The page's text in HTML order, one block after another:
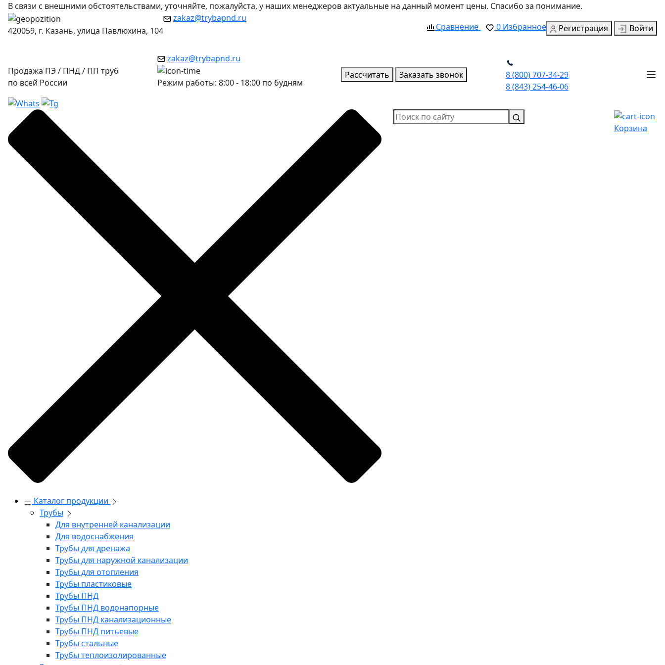
В связи с внешними обстоятельствами, уточняйте, пожалуйста, у наших менеджеров актуальные на данный момент цены. Спасибо за понимание.
420059, г. Казань, улица Павлюхина, 104
zakaz@trybapnd.ru
Сравнение
0 Избранное Регистрация Войти
Продажа ПЭ / ПНД / ПП труб
по всей России
zakaz@trybapnd.ru
Режим работы: 8:00 - 18:00 по будням
Рассчитать Заказать звонок
8 (800) 707-34-29
8 (843) 254-46-06
Каталог продукции
Трубы
Для внутренней канализации
Для водоснабжения
Трубы для дренажа
Трубы для наружной канализации
Трубы для отопления
Трубы пластиковые
Трубы ПНД
Трубы ПНД водонапорные
Трубы ПНД канализационные
Трубы ПНД питьевые
Трубы стальные
Трубы теплоизолированные
Корзина